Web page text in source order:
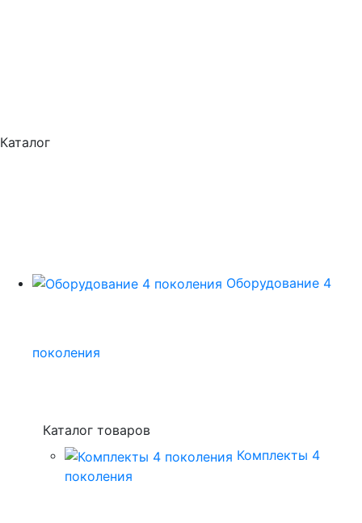
Каталог
Оборудование 4
поколения
Каталог товаров
Комплекты 4
поколения